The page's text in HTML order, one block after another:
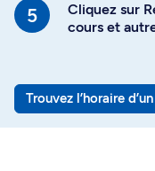
Cliquez sur
cours et
Trouvez l’horaire